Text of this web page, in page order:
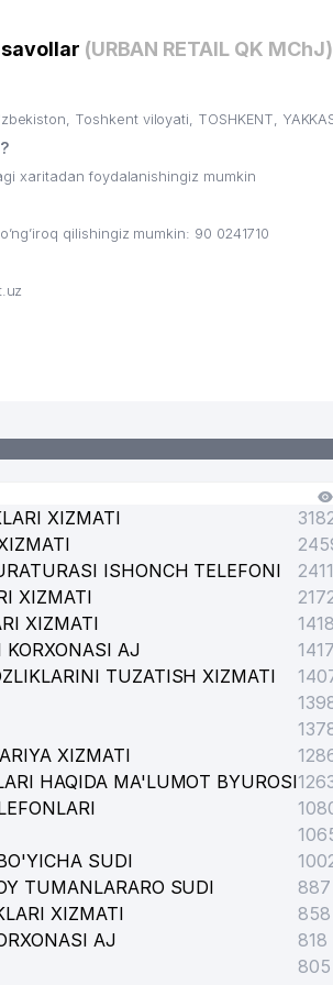
KENGASHI HUZURIDAGI SANATORIYA-
VAKOLATXONA
MUNOSABATLARI VAZIRLIGI
TAHRIRIYATI
MAKTAB INTERNATI
(URBAN RETAIL QK MChJ)
Toshkent viloyati, TOSHKENT,
xaritadan foydalanishingiz mumkin
qilishingiz mumkin: 90 0241710
XIZMATI
ISHONCH TELEFONI
2411
XIZMATI
XIZMATI
1418
KORXONASI AJ
1417
TUZATISH XIZMATI
XIZMATI
HAQIDA MA'LUMOT BYUROSI
SUDI
TUMANLARARO SUDI
887
XIZMATI
858
AJ
818
805